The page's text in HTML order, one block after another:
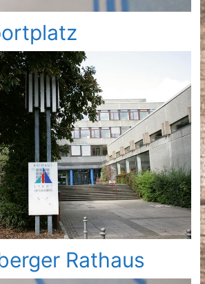
Rathaus